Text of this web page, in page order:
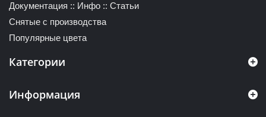
Документация :: Инфо :: Статьи
Снятые с производства
Популярные цвета
Категории
Информация